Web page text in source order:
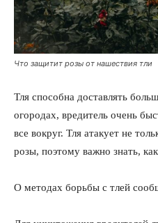
Что защитит розы от нашествия тли
Тля способна доставлять
огородах, вредитель очень
все вокруг. Тля атакует не
розы, поэтому важно знать,
О методах борьбы с тлей